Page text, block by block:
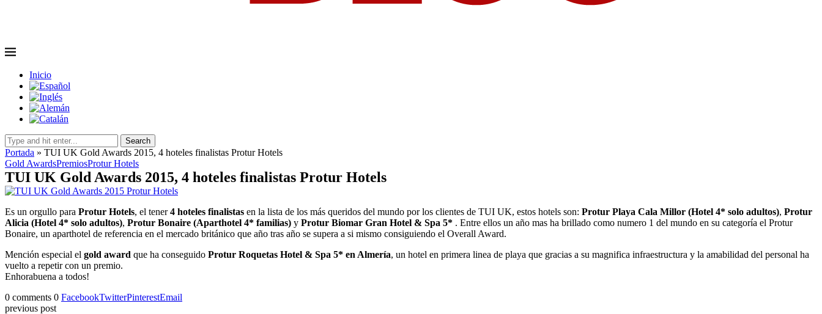
Inicio
Search
Portada » TUI UK Gold Awards 2015, 4 hoteles finalistas Protur Hotels
Gold AwardsPremiosProtur Hotels
TUI UK Gold Awards 2015, 4 hoteles finalistas Protur Hotels
Es un orgullo para Protur Hotels, el tener4 hoteles finalistas en la lista de los más queridos del mundo por los clientes de TUI UK, estos hotels son: Protur Playa Cala Millor (Hotel 4* solo adultos), Protur
Alicia (Hotel 4* solo adultos), Protur Bonaire (Aparthotel 4* familias) y Protur Biomar Gran Hotel & Spa 5* . Entre ellos un año mas ha brillado como numero 1 del mundo en su categoría el Protur
Bonaire, un aparthotel de referencia en el mercado británico que año tras año se supera a si mismo consiguiendo el Overall Award.
Mención especial el gold award que ha conseguido Protur Roquetas Hotel & Spa 5* en Almería, un hotel en primera linea de playa que gracias a su magnifica infraestructura y la amabilidad del personal ha
vuelto a repetir con un premio.
Enhorabuena a todos!
0 comments 0 FacebookTwitterPinterestEmail
previous post